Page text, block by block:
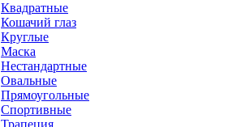
Квадратные
Кошачий глаз
Круглые
Маска
Нестандартные
Овальные
Прямоугольные
Спортивные
Трапеция